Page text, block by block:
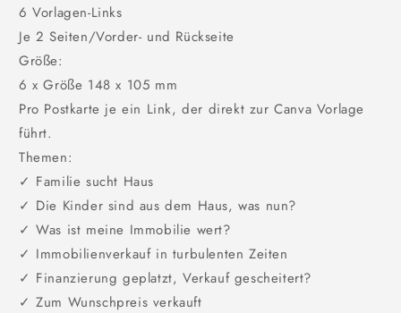
6 Vorlagen-Links
Je 2 Seiten/Vorder- und Rückseite
Größe:
6 x Größe 148 x 105 mm
Pro Postkarte je ein Link, der direkt zur Canva Vorlage
führt.
Themen:
✓ Familie sucht Haus
✓ Die Kinder sind aus dem Haus, was nun?
✓ Was ist meine Immobilie wert?
✓ Immobilienverkauf in turbulenten Zeiten
✓ Finanzierung geplatzt, Verkauf gescheitert?
✓ Zum Wunschpreis verkauft